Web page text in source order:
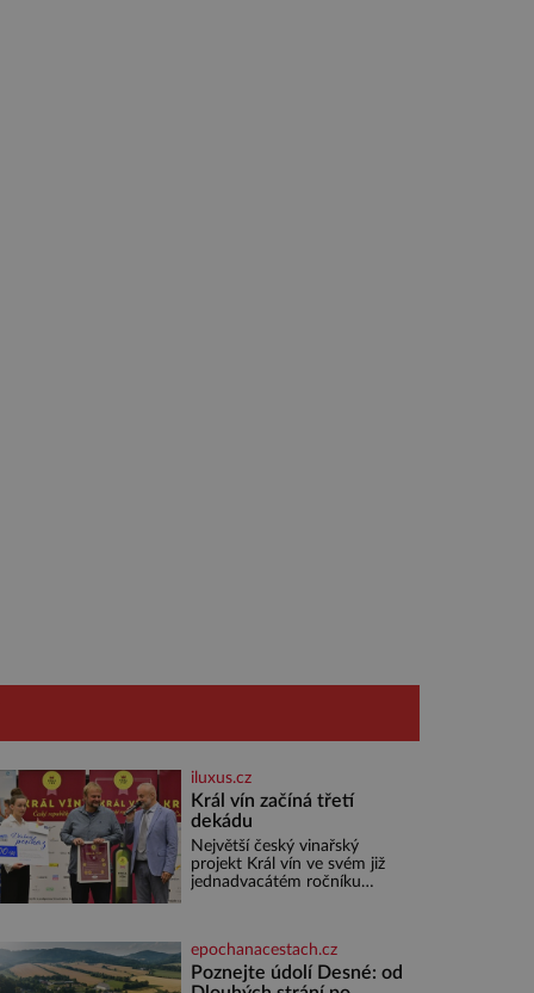
iluxus.cz
Král vín začíná třetí
dekádu
Největší český vinařský
projekt Král vín ve svém již
jednadvacátém ročníku
od 157 vinařů. Král vín, který
se – i pře
epochanacestach.cz
Poznejte údolí Desné: od